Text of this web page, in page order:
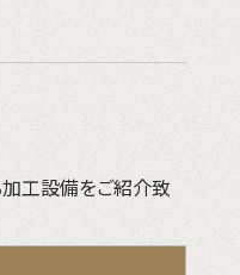
工設備をご紹介致